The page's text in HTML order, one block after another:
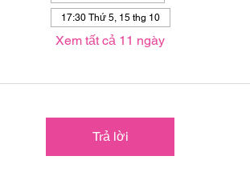
17:30 Thứ 5, 15 thg 10
Xem tất cả 11 ngày
Trả lời